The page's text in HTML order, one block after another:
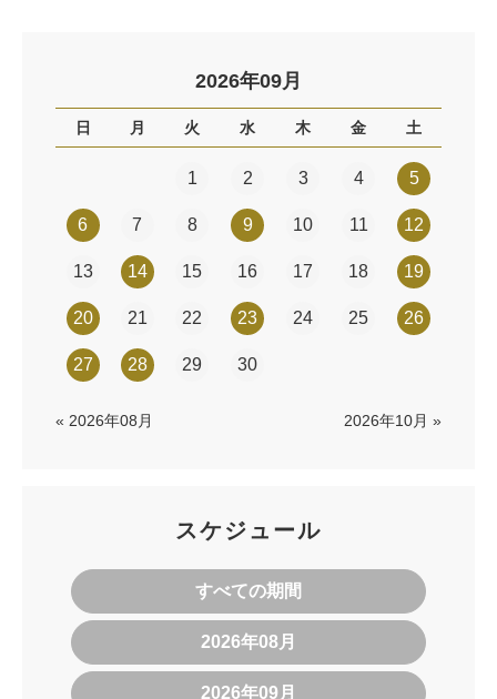
2026年09月
日 月 火 水 木 金 土
1 2 3 4 5
6 7 8 9 10 11 12
13 14 15 16 17 18 19
20 21 22 23 24 25 26
27 28 29 30
« 2026年08月 2026年10月 »
スケジュール
すべての期間
2026年08月
2026年09月